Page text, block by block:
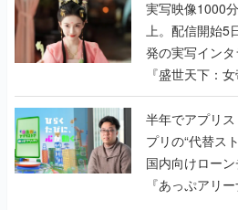
んだレジェン
実写映像1000
上。配信開始5
発の実写イン
『盛世天下：
うこだわりを
半年でアプリスト
プリの“代替ス
国内向けロー
『あっぷアリ